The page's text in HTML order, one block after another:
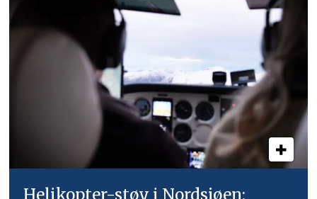
Helikopter-støy i Nordsjøen: